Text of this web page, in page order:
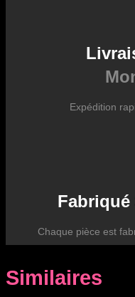
Expédition
Fabriqué
Chaque pièce est
Similaires